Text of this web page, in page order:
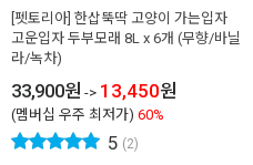
[펫토리아] 한삽뚝딱 고양이 가는입자
고운입자 두부모래 8L x 6개 (무향/바닐
라/녹차)
33,900원 -> 13,450원
(멤버십 우주 최저가) 60%
5 (2)